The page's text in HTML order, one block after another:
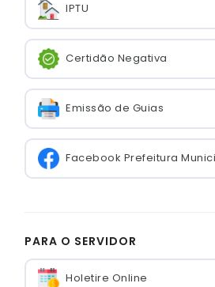
IPTU
Certidão Negativa
Emissão de Guias
Facebook Prefeitura
PARA O SERVIDOR
Holetire Online